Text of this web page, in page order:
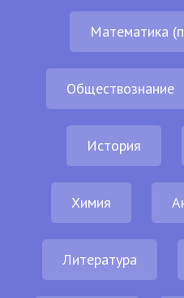
Математика
Обществознание
История
Химия
Литература